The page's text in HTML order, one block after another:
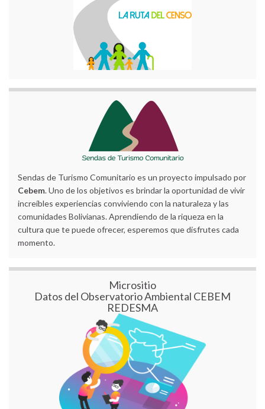
Sendas de Turismo Comunitario es un proyecto impulsado por
Cebem. Uno de los objetivos es brindar la oportunidad de vivir
increíbles experiencias conviviendo con la naturaleza y las
comunidades Bolivianas. Aprendiendo de la riqueza en la
cultura que te puede ofrecer, esperemos que disfrutes cada
momento.
Micrositio
Datos del Observatorio Ambiental CEBEM
REDESMA